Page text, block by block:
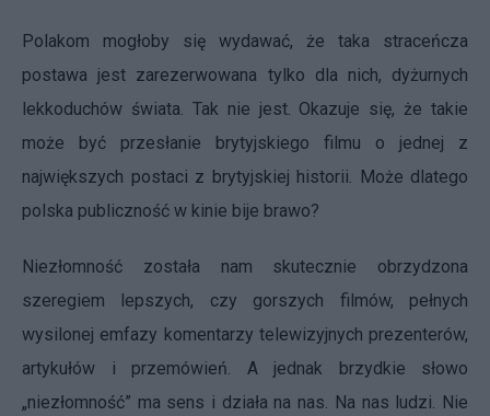
Polakom mogłoby się wydawać, że taka straceńcza
postawa jest zarezerwowana tylko dla nich, dyżurnych
lekkoduchów świata. Tak nie jest. Okazuje się, że takie
może być przesłanie brytyjskiego filmu o jednej z
największych postaci z brytyjskiej historii. Może dlatego
polska publiczność w kinie bije brawo?
Niezłomność została nam skutecznie obrzydzona
szeregiem lepszych, czy gorszych filmów, pełnych
wysilonej emfazy komentarzy telewizyjnych prezenterów,
artykułów i przemówień. A jednak brzydkie słowo
„niezłomność” ma sens i działa na nas. Na nas ludzi. Nie